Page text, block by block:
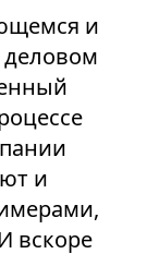
и
и
вскоре